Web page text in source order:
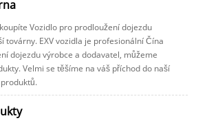
Vozidlo pro prodloužení dojezdu
továrny. EXV vozidla je profesionální Čína
dojezdu výrobce a dodavatel, můžeme
Velmi se těšíme na váš příchod do naší